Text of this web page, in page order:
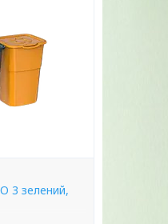
3 зелений,